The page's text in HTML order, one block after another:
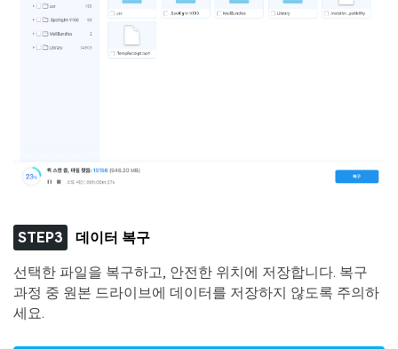
STEP3 데이터 복구
선택한 파일을 복구하고, 안전한 위치에 저장합니다. 복구
과정 중 원본 드라이브에 데이터를 저장하지 않도록 주의하
세요.